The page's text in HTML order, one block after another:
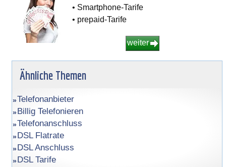
• Smartphone-Tarife
• prepaid-Tarife
weiter
Ähnliche Themen
Telefonanbieter
Billig Telefonieren
Telefonanschluss
DSL Flatrate
DSL Anschluss
DSL Tarife